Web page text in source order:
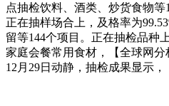
点抽检饮料、酒类、炒货食物等
正在抽样场合上，及格率为
留等144个项目。正在抽检品种
家庭会餐常用食材，【全球网
12月29日动静，抽检成果显示，